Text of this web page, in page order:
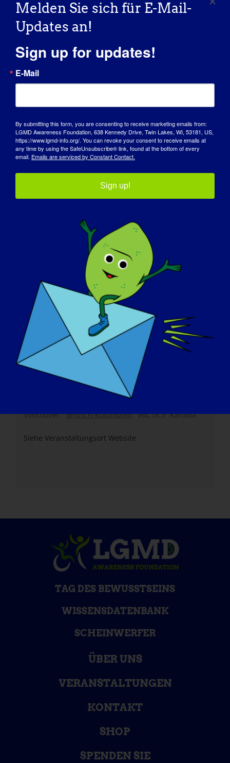
Meisterklasse für
Gliedergürtelmuskeldystrophie
USA
"Überschneidungen mit seltenen
Krankheiten", veranstaltet von der
Einzelheiten
Ende:
https://treat-nmd-conference.org/
Veranstaltungsort
Vancouver Kongresszentrum
Vancouver, Britisch-Kolumbien V6C 0C3 Kanada
Siehe Veranstaltungsort Website
Veranstalter
TREAT-NMD
TAG DES BEWUSSTSEINS
WISSENSDATENBANK
SCHEINWERFER
ÜBER UNS
VERANSTALTUNGEN
KONTAKT
SHOP
SPENDEN SIE
Melden Sie sich für E-Mail-
Updates an!
Sign up for updates!
E-Mail
By submitting this form, you are consenting to receive marketing emails from:
LGMD Awareness Foundation, 638 Kennedy Drive, Twin Lakes, WI, 53181, US,
https://www.lgmd-info.org/. You can revoke your consent to receive emails at
any time by using the SafeUnsubscribe® link, found at the bottom of every
email. Emails are serviced by Constant Contact.
Sign up!